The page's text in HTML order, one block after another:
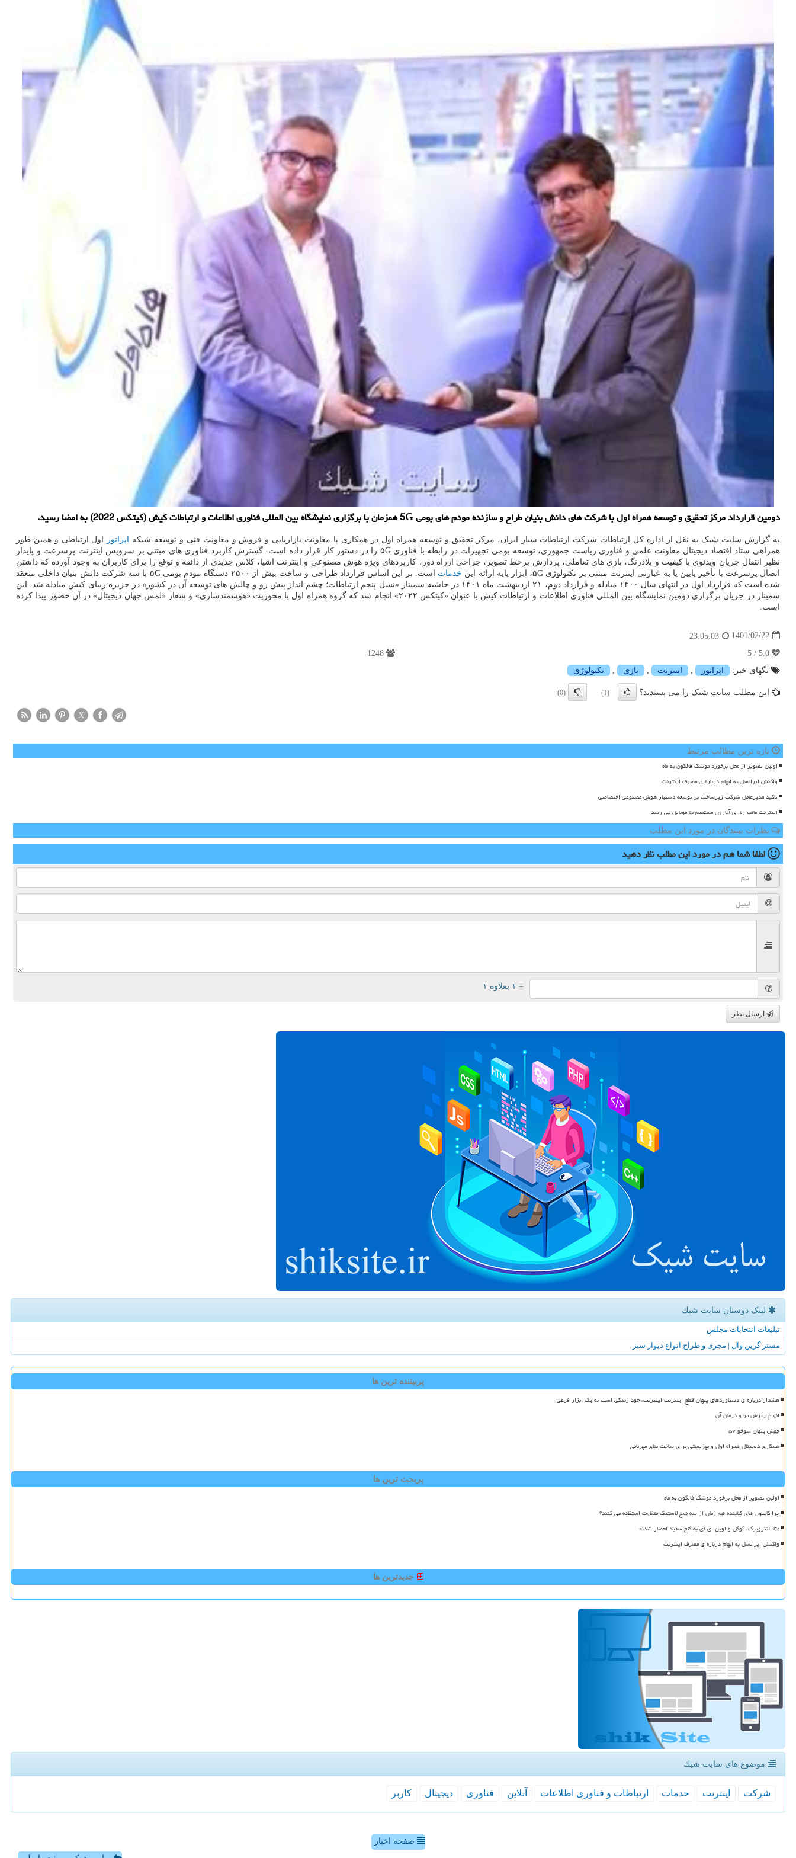
دومین قرارداد مرکز تحقیق و توسعه همراه اول با شرکت های دانش‎ بنیان طراح و سازنده مودم های بومی 5G همزمان با برگزاری نمایشگاه بین المللی فناوری اطلاعات و ارتباطات کیش (کیتکس 2022) به امضا رسید.
به گزارش سایت شیک به نقل از اداره کل ارتباطات شرکت ارتباطات سیار ایران، مرکز تحقیق و توسعه همراه اول در همکاری با معاونت بازاریابی و فروش و معاونت فنی و توسعه شبکه اپراتور
اول ارتباطی و همین طور
همراهی ستاد اقتصاد دیجیتال معاونت علمی و فناوری ریاست جمهوری، توسعه بومی تجهیزات در رابطه با فناوری ۵G را در دستور کار قرار داده است. گسترش کاربرد فناوری های مبتنی بر سرویس اینترنت پرسرعت و پایدار
نظیر انتقال جریان ویدئوی با کیفیت و بلادرنگ، بازی های تعاملی، پردازش برخط تصویر، جراحی ازراه دور، کاربردهای ویژه هوش مصنوعی و اینترنت اشیا، کلاس جدیدی از ذائقه و توقع را برای کاربران به وجود آورده که داشتن
اتصال پرسرعت با تأخیر پایین یا به عبارتی اینترنت مبتنی بر تکنولوژی ۵G، ابزار پایه ارائه این
خدمات
است. بر این اساس قرارداد طراحی و ساخت بیش از ۲۵۰۰ دستگاه مودم بومی ۵G با سه شرکت دانش بنیان داخلی منعقد
شده است که قرارداد اول در انتهای سال ۱۴۰۰ مبادله و قرارداد دوم، ۲۱ اردیبهشت ماه ۱۴۰۱ در حاشیه سمینار «نسل پنجم ارتباطات؛ چشم انداز پیش رو و چالش های توسعه آن در کشور» در جزیره زیبای کیش مبادله شد. این
سمینار در جریان برگزاری دومین نمایشگاه بین المللی فناوری اطلاعات و ارتباطات کیش با عنوان «کیتکس ۲۰۲۲» انجام شد که گروه همراه اول با محوریت «هوشمندسازی» و شعار «لمس جهان دیجیتال» در آن حضور پیدا کرده
است.
1401/02/22
23:05:03
تگهای خبر:
اپراتور , اینترنت , بازی , تكنولوژی
این مطلب سایت شیک را می پسندید؟ (1)
(0)
X
تازه ترین مطالب مرتبط
اولین تصویر از محل برخورد موشک فالکون به ماه
واکنش ایرانسل به ابهام درباره ی مصرف اینترنت
تاکید مدیرعامل شرکت زیرساخت بر توسعه دستیار هوش مصنوعی اختصاصی
اینترنت ماهواره ای آمازون مستقیم به موبایل می رسد
نظرات بینندگان در مورد این مطلب
لطفا شما همدر مورد این مطلبنظر دهید
= ۱ بعلاوه ۱
ارسال نظر
لینک دوستان سایت شیك
تبلیغات انتخابات مجلس
مستر گرین وال | مجری و طراح انواع دیوار سبز
پربیننده ترین ها
هشدار درباره ی دستاوردهای پنهان قطع اینترنت اینترنت، خود زندگی است نه یک ابزار فرعی
انواع ریزش مو و درمان آن
جهش پنهان سوخو ۵۷
همکاری دیجیتال همراه اول و بهزیستی برای ساخت بنای مهربانی
پربحث ترین ها
اولین تصویر از محل برخورد موشک فالکون به ماه
چرا کامیون های کشنده هم زمان از سه نوع لاستیک متفاوت استفاده می کنند؟
متا، آنتروپیک، گوگل و اوپن ای آی به کاخ سفید احضار شدند
واکنش ایرانسل به ابهام درباره ی مصرف اینترنت
جدیدترین ها
موضوع های سایت شیك
شركت اینترنت خدمات ارتباطات و فناوری اطلاعات آنلاین فناوری دیجیتال كاربر
صفحه اخبار